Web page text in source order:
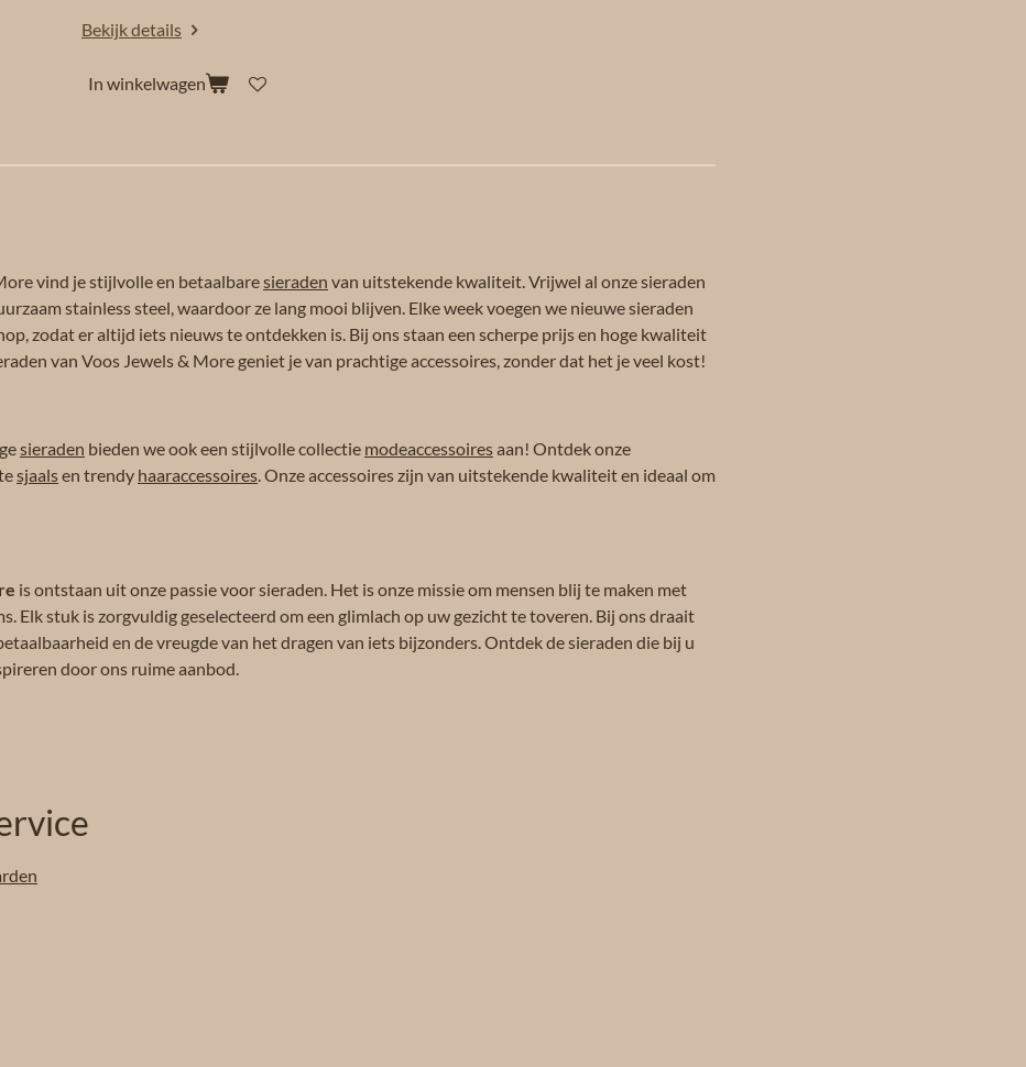
Bekijk details
In winkelwagen
vind je stijlvolle en betaalbaresieraden van uitstekende kwaliteit. Vrijwel al onze sieraden
stainless steel, waardoor ze lang mooi blijven. Elke week voegen we nieuwe sieraden
zodat er altijd iets nieuws te ontdekken is. Bij ons staan een scherpe prijs en hoge kwaliteit
van Voos Jewels & More geniet je van prachtige accessoires, zonder dat het je veel kost!
sieraden bieden we ook een stijlvolle collectie modeaccessoiresaan! Ontdek onze
sjaalsen trendy haaraccessoires. Onze accessoires zijn van uitstekende kwaliteit en ideaal om
is ontstaan uit onze passie voor sieraden. Het is onze missie om mensen blij te maken met
Elk stuk is zorgvuldig geselecteerd om een glimlach op uw gezicht te toveren. Bij ons draait
en de vreugde van het dragen van iets bijzonders. Ontdek de sieraden die bij u
door ons ruime aanbod.